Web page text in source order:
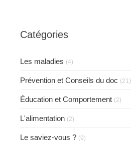
Catégories
Les maladies (4)
Prévention et Conseils du doc (21)
Éducation et Comportement (2)
L'alimentation (2)
Le saviez-vous ? (9)